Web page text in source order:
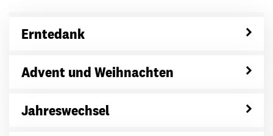
Erntedank
Advent und Weihnachten
Jahreswechsel